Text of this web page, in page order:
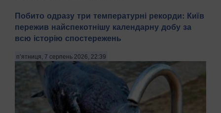
Побито одразу три температурні рекорди: Київ
пережив найспекотнішу календарну добу за
всю історію спостережень
п’ятниця, 7 серпень 2026, 22:39